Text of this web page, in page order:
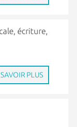
écriture,
PLUS